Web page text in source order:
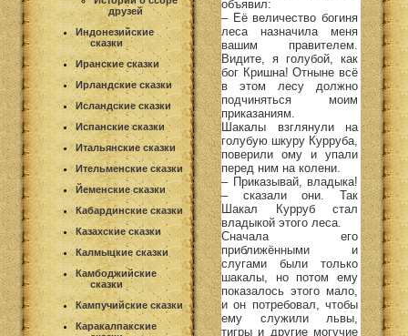
друзей
Индонезийские
сказки
Иранские сказки
Ирландские сказки
Исландские сказки
Испанские сказки
Итальянские сказки
Ительменские сказки
Йеменские сказки
Кабардинские сказки
Казахские сказки
Калмыцкие сказки
Камбоджийские
сказки
Кампучийские сказки
Каракалпакские
объявил:
– Её величество богиня
леса назначила меня
вашим правителем.
Видите, я голубой, как
бог Кришна! Отныне всё
в этом лесу должно
подчиняться моим
приказаниям.
Шакалы взглянули на
голубую шкуру Курруба,
поверили ому и упали
перед ним на колени.
– Приказывай, владыка!
– сказали они. Так
Шакал Курруб стал
владыкой этого леса.
Сначала его
приближёнными и
слугами были только
шакалы, но потом ему
показалось этого мало,
и он потребовал, чтобы
ему служили львы,
тигры и другие могучие